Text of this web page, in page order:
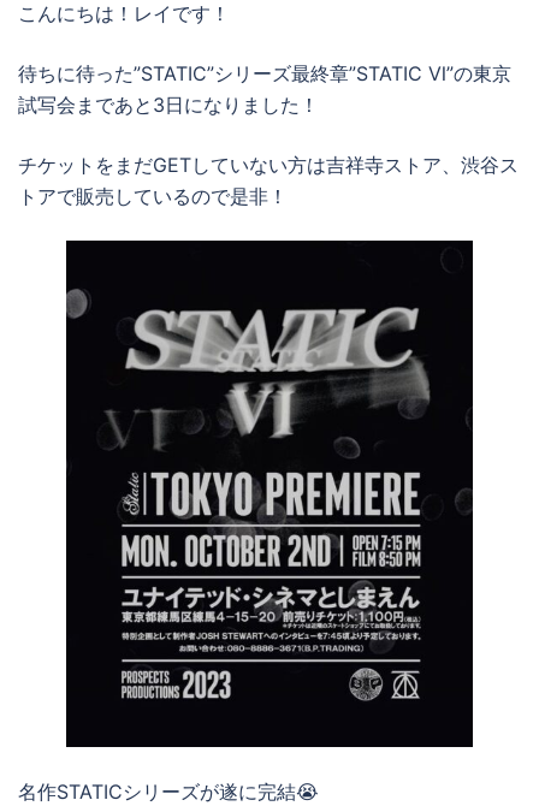
こんにちは！レイです！
待ちに待った”STATIC”シリーズ最終章”STATIC Ⅵ”の東京
試写会まであと3日になりました！
チケットをまだGETしていない方は吉祥寺ストア、渋谷ス
トアで販売しているので是非！
名作STATICシリーズが遂に完結😭